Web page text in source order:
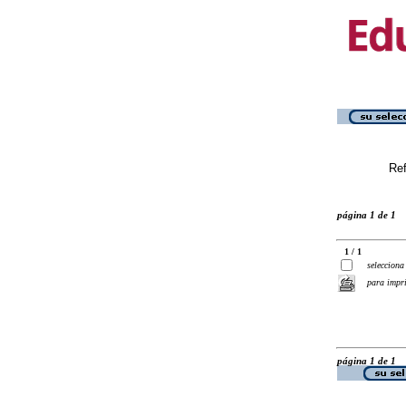
página 1 de 1
1 / 1
selecciona
para
página 1 de 1